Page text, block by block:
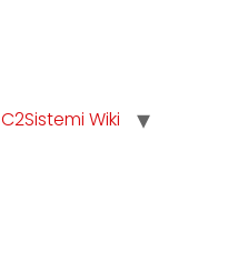
C2Sistemi Wiki